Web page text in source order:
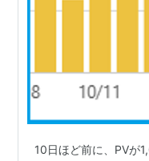
10日ほど前に、PVが